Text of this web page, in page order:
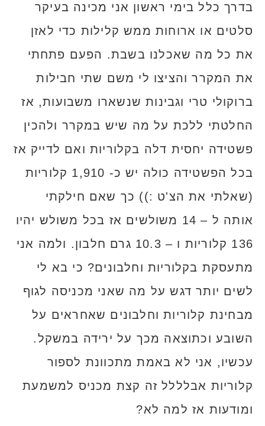
בדרך כלל בימי ראשון אני מכינה בעיקר
סלטים או ארוחות ממש קלילות כדי לאזן
את כל מה שאכלנו בשבת. הפעם פתחתי
את המקרר והציצו לי משם שתי חבילות
ברוקולי טרי וגבינות שנשארו משבועות, אז
החלטתי ללכת על מה שיש במקרר ולהכין
פשטידה יחסית דלה בקלוריות ואם לדייק אז
בכל הפשטידה כולה יש כ- 1,910 קלוריות
(שאלתי את הצ'ט :)) כך שאם חילקתי
אותה ל – 14 משולשים אז בכל משולש יהיו
136 קלוריות ו – 10.3 גרם חלבון. ולמה אני
מתעסקת בקלוריות וחלבונים? כי בא לי
לשים יותר דגש על מה שאני מכניסה לגוף
מבחינת קלוריות וחלבונים שאחראים על
השובע וכתוצאה מכך על ירידה במשקל.
עכשיו, אני לא באמת מתכוונת לספור
קלוריות אבלללל זה קצת מכניס למשמעת
ומודעות אז למה לא?